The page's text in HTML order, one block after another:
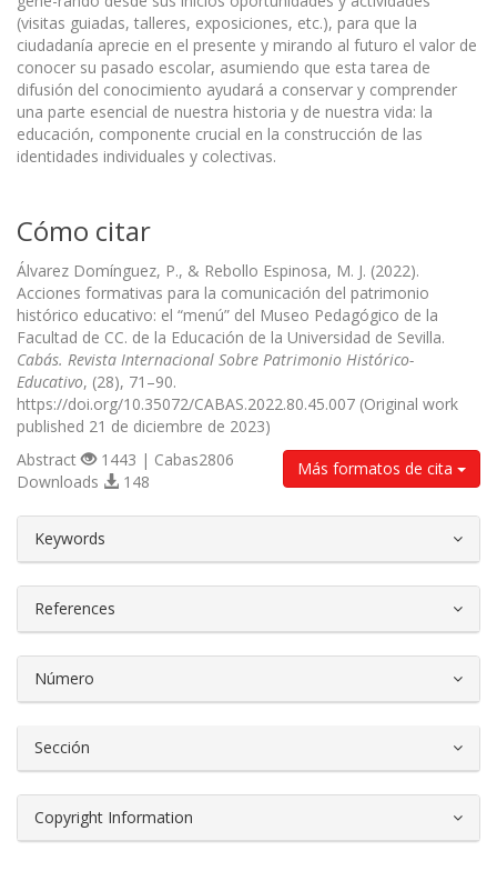
(visitas guiadas, talleres, exposiciones, etc.), para que la
ciudadanía aprecie en el presente y mirando al futuro el valor de
conocer su pasado escolar, asumiendo que esta tarea de
difusión del conocimiento ayudará a conservar y comprender
una parte esencial de nuestra historia y de nuestra vida: la
educación, componente crucial en la construcción de las
identidades individuales y colectivas.
Cómo citar
Álvarez Domínguez, P., & Rebollo Espinosa, M. J. (2022).
Acciones formativas para la comunicación del patrimonio
histórico educativo: el “menú” del Museo Pedagógico de la
Facultad de CC. de la Educación de la Universidad de Sevilla.
Cabás. Revista Internacional Sobre Patrimonio Histórico-
Educativo, (28), 71–90.
https://doi.org/10.35072/CABAS.2022.80.45.007 (Original work
published 21 de diciembre de 2023)
Más formatos de cita
Abstract
1443 | Cabas2806
Downloads
148
Keywords
References
Número
Sección
Copyright Information